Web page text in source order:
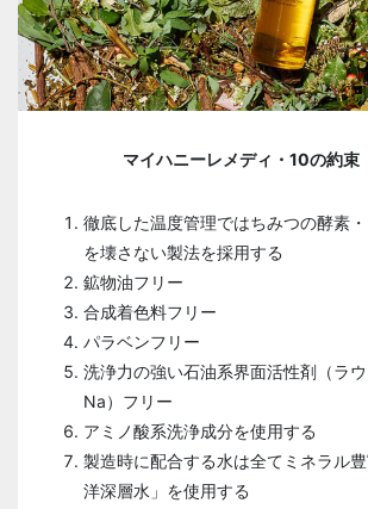
マイハニーレメディ・10の約束
徹底した温度管理ではちみつの酵素
を壊さない製法を採用する
鉱物油フリー
合成着色料フリー
パラベンフリー
洗浄力の強い石油系界面活性剤（ラ
Na）フリー
アミノ酸系洗浄成分を使用する
製造時に配合する水は全てミネラル
洋深層水」を使用する